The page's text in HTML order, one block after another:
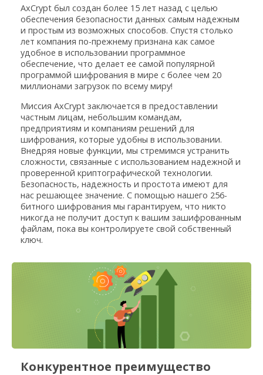
AxCrypt был создан более 15 лет назад с целью
обеспечения безопасности данных самым надежным
и простым из возможных способов. Спустя столько
лет компания по-прежнему признана как самое
удобное в использовании программное
обеспечение, что делает ее самой популярной
программой шифрования в мире с более чем 20
миллионами загрузок по всему миру!
Миссия AxCrypt заключается в предоставлении
частным лицам, небольшим командам,
предприятиям и компаниям решений для
шифрования, которые удобны в использовании.
Внедряя новые функции, мы стремимся устранить
сложности, связанные с использованием надежной и
проверенной криптографической технологии.
Безопасность, надежность и простота имеют для
нас решающее значение. С помощью нашего 256-
битного шифрования мы гарантируем, что никто
никогда не получит доступ к вашим зашифрованным
файлам, пока вы контролируете свой собственный
ключ.
Конкурентное преимущество